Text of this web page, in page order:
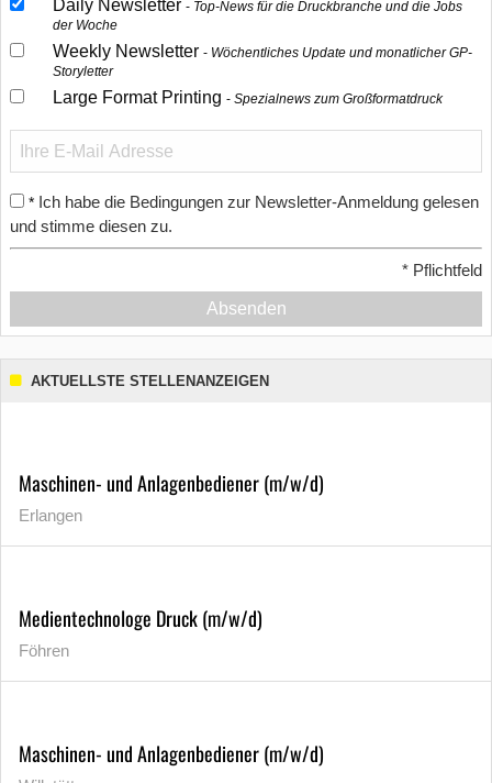
Daily Newsletter
Top-News für die Druckbranche und die Jobs
der Woche
Weekly Newsletter
Wöchentliches Update und monatlicher GP-
Storyletter
Large Format Printing Spezialnews zum Großformatdruck
* Ich habe die Bedingungen zur Newsletter-Anmeldung gelesen
und stimme diesen zu.
* Pflichtfeld
Absenden
AKTUELLSTE STELLENANZEIGEN
Maschinen- und Anlagenbediener (m/w/d)
Erlangen
Medientechnologe Druck (m/w/d)
Föhren
Maschinen- und Anlagenbediener (m/w/d)